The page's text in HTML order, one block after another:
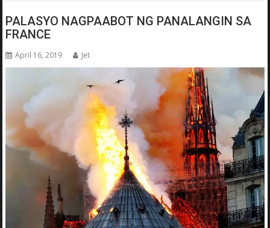
PALASYO NAGPAABOT NG PANALANGIN SA
FRANCE
April 16, 2019 Jet